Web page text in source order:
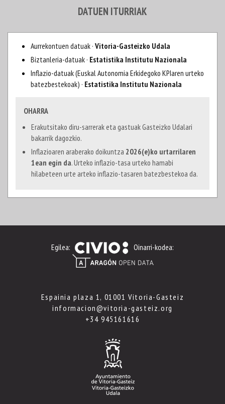
DATUEN ITURRIAK
Aurrekontuen datuak · Vitoria-Gasteizko Udala
Biztanleria-datuak · Estatistika Institutu Nazionala
Inflazio-datuak (Euskal Autonomia Erkidegoko KPIaren urteko
batezbestekoak) · Estatistika Institutu Nazionala
OHARRA
Erakutsitako diru-sarrerak eta gastuak Gasteizko Udalari
bakarrik dagozkio.
Inflazioaren araberako doikuntza 2026(e)ko urtarrilaren
1ean egin da. Urteko inflazio-tasa urteko hamabi
hilabeteen urte arteko inflazio-tasaren batezbestekoa da.
Egilea: Oinarri-kodea:
Espainia plaza 1, 01001 Vitoria-Gasteiz
informacion@vitoria-gasteiz.org
+34 945161616